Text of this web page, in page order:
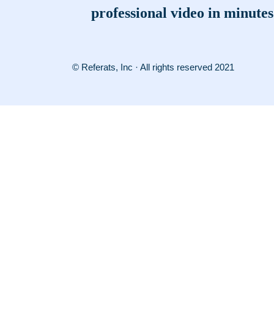
professional video in minutes
© Referats, Inc · All rights reserved 2021